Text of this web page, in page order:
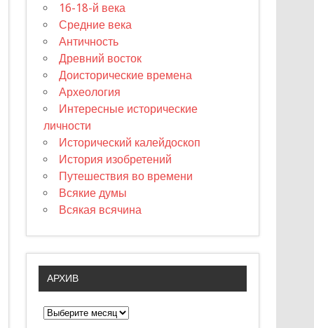
16-18-й века
Средние века
Античность
Древний восток
Доисторические времена
Археология
Интересные исторические
личности
Исторический калейдоскоп
История изобретений
Путешествия во времени
Всякие думы
Всякая всячина
АРХИВ
А
р